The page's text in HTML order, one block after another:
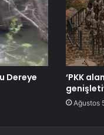
Dereye
‘PKK
Ağustos